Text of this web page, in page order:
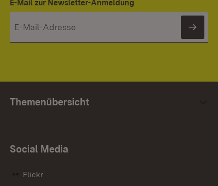
E-Mail zur Newsletter-Anmeldung
Themenübersicht
Social Media
Flickr